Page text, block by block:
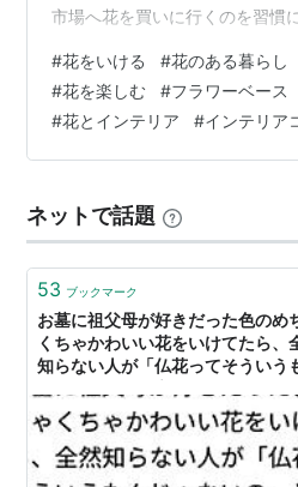
市場へ花を買いに行くのを習慣
取ってしまいました。1月くら
ューリップを見るとどうしても
せん♡みなさんはいかがでしょ
り花として楽しんでいる間にも
せてくれるのも魅力のひとつと
#花をいける #花のある暮らし
#花を楽しむ #フラワーベース
#花とインテリア #インテリア
ネットで話題
53 ブックマーク
お墓に祖父母が好きだった色のめ
くちゃかわいい花をいけてたら、
知らない人が「仏花ってそういう